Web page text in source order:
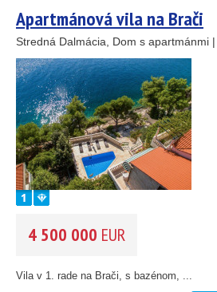
46
193
55
5
Stavebný pozemok
OD MORA DO(m)
OBLASŤ(môžete vybrať viacej položiek)
Istria (3)
Kvarner (9)
Južná Dalmácia (34)
CENA(vyberte rozsah)
Apartmánová vila na Brači
Stredná Dalmácia, Dom s apartmánmi |
4 500 000 EUR
Vila v 1. rade na Brači, s bazénom, ...